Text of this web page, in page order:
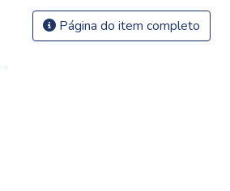
Página do item completo